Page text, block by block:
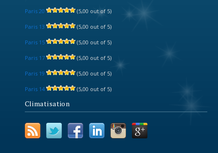
Paris 20 (5,00 out of 5)
Paris 13 (5,00 out of 5)
Paris 15 (5,00 out of 5)
Paris 17 (5,00 out of 5)
Paris 19 (5,00 out of 5)
Paris 14 (5,00 out of 5)
Climatisation